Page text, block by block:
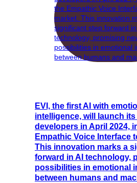
EVI, the first AI with
intelligence, will launch its
developers in April 2024,
Empathic Voice Interface
This innovation marks a
forward in AI technology,
possibilities in emotional
between humans and